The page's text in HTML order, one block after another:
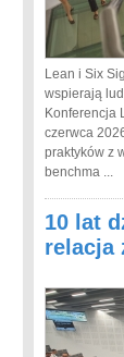
Lean i Six
wspierają
Konferencja
czerwca
praktyków z
benchma ...
10 lat
relacja